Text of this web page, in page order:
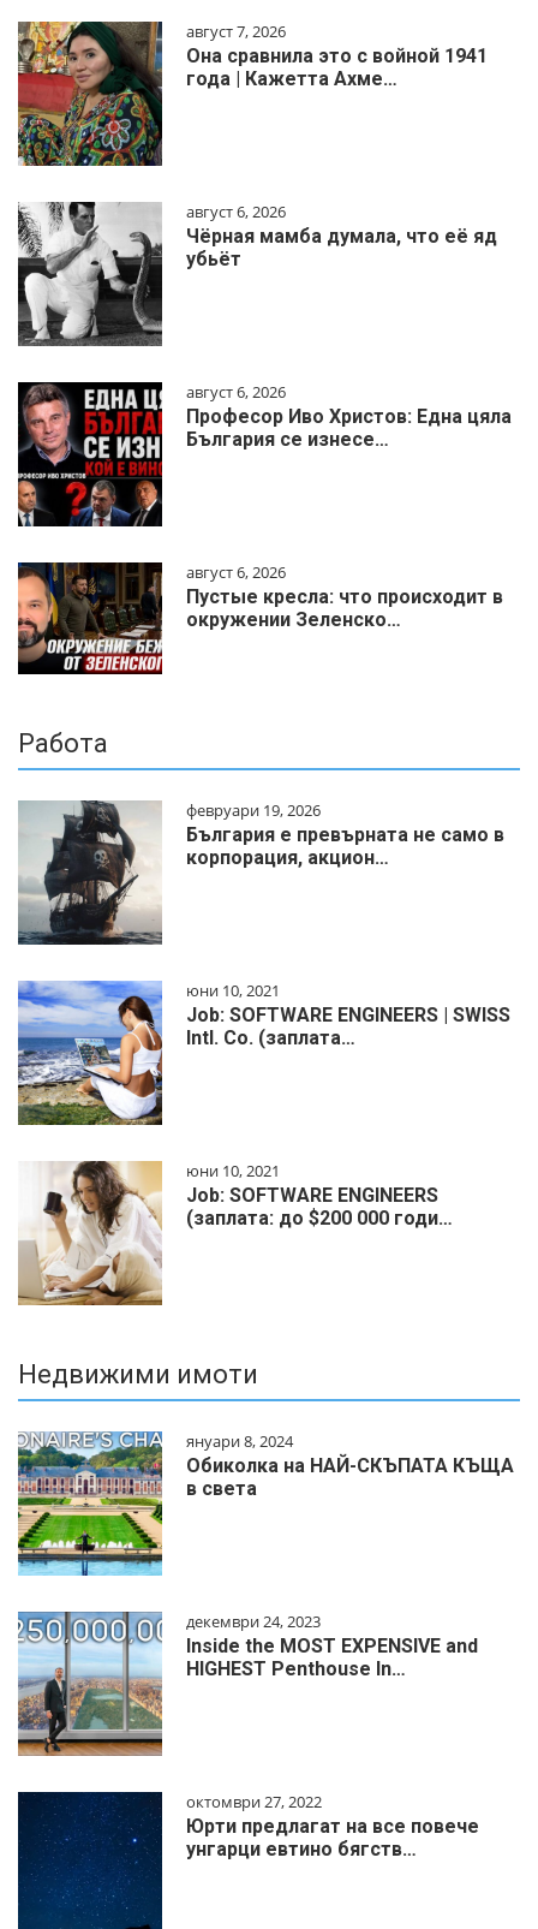
август 7, 2026
Она сравнила это с войной 1941
года | Кажетта Ахме…
август 6, 2026
Чёрная мамба думала, что её яд
убьёт
август 6, 2026
Професор Иво Христов: Една цяла
България се изнесе…
август 6, 2026
Пустые кресла: что происходит в
окружении Зеленско…
Работа
февруари 19, 2026
България е превърната не само в
корпорация, акцион…
юни 10, 2021
Job: SOFTWARE ENGINEERS | SWISS
Intl. Co. (заплата…
юни 10, 2021
Job: SOFTWARE ENGINEERS
(заплата: до $200 000 годи…
Недвижими имоти
януари 8, 2024
Обиколка на НАЙ-СКЪПАТА КЪЩА
в света
декември 24, 2023
Inside the MOST EXPENSIVE and
HIGHEST Penthouse In…
октомври 27, 2022
Юрти предлагат на все повече
унгарци евтино бягств…